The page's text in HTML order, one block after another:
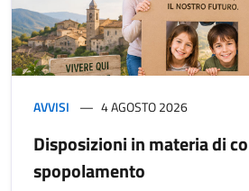
AVVISI 4 AGOSTO 2026
Disposizioni in materia di
spopolamento